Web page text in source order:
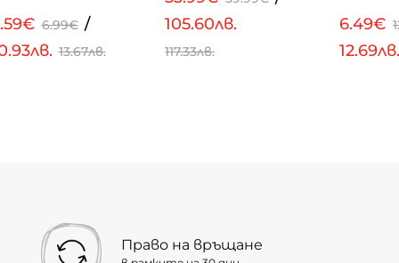
6.99€ /
13.67лв.
105.60лв.
117.33лв.
6.49€
Право на връщане